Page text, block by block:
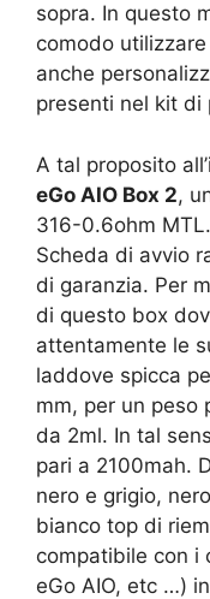
sopra. In questo
comodo
anche
presenti nel kit di
A tal proposito
eGo AIO Box 2,
316-0.6ohm
Scheda di avvio
di garanzia. Per
di questo box
attentamente le
laddove spicca
mm, per un peso
da 2ml. In tal
pari a 2100mah.
nero e grigio,
bianco top di
compatibile con i
eGo AIO, etc …)